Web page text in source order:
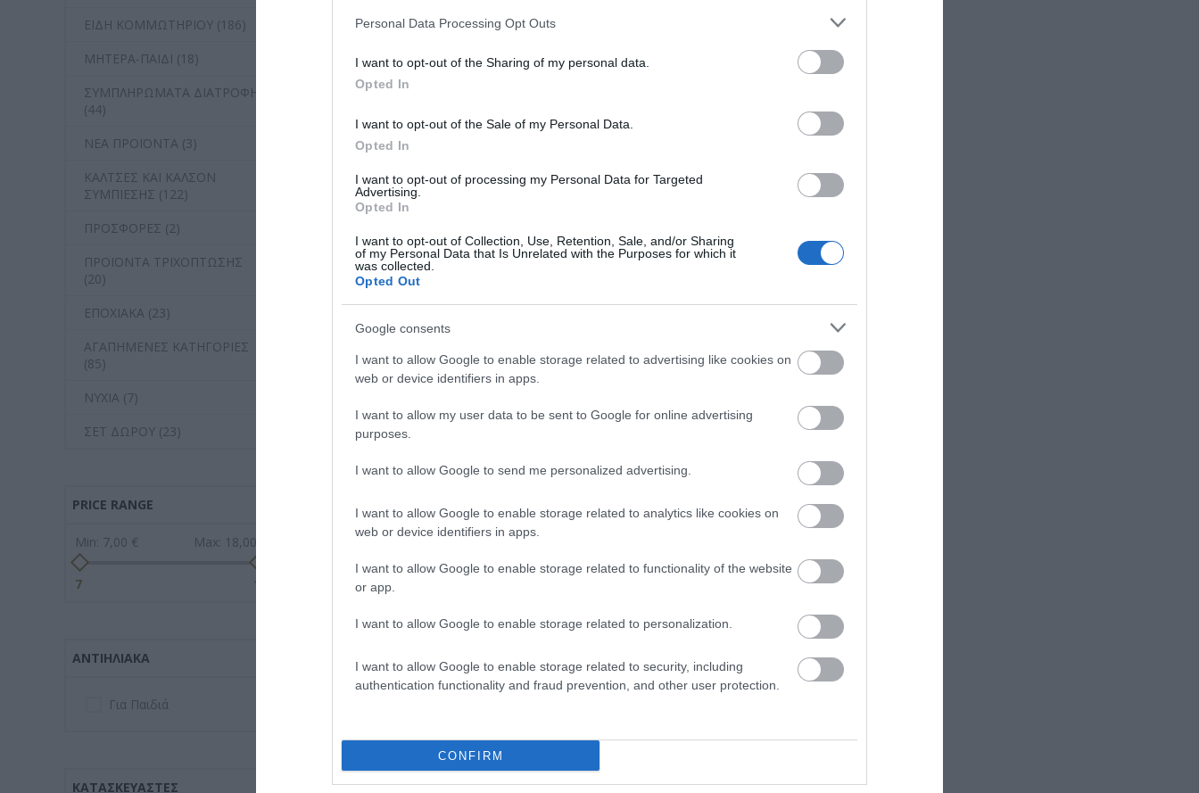
Personal Data Processing Opt Outs
I want to opt-out of the Sharing of my personal data.
Opted In
I want to opt-out of the Sale of my Personal Data.
Opted In
I want to opt-out of processing my Personal Data for Targeted
Advertising.
Opted In
I want to opt-out of Collection, Use, Retention, Sale, and/or Sharing
of my Personal Data that Is Unrelated with the Purposes for which it
was collected.
Opted Out
Google consents
I want to allow Google to enable storage related to advertising like cookies on
web or device identifiers in apps.
I want to allow my user data to be sent to Google for online advertising
purposes.
I want to allow Google to send me personalized advertising.
I want to allow Google to enable storage related to analytics like cookies on
web or device identifiers in apps.
I want to allow Google to enable storage related to functionality of the website
or app.
I want to allow Google to enable storage related to personalization.
I want to allow Google to enable storage related to security, including
authentication functionality and fraud prevention, and other user protection.
CONFIRM
ΕΙΔΗ ΚΟΜΜΩΤΗΡΙΟΥ (186)
ΜΗΤΕΡΑ-ΠΑΙΔΙ (18)
ΣΥΜΠΛΗΡΩΜΑΤΑ ΔΙΑΤΡΟΦΗΣ
(44)
ΝΕΑ ΠΡΟΪΟΝΤΑ (3)
ΚΑΛΤΣΕΣ ΚΑΙ ΚΑΛΣΟΝ
ΣΥΜΠΙΕΣΗΣ (122)
ΠΡΟΣΦΟΡΕΣ (2)
ΠΡΟΪΟΝΤΑ ΤΡΙΧΟΠΤΩΣΗΣ
(20)
ΕΠΟΧΙΑΚΑ (23)
ΑΓΑΠΗΜΕΝΕΣ ΚΑΤΗΓΟΡΙΕΣ
(85)
ΝΥΧΙΑ (7)
ΣΕΤ ΔΩΡΟΥ (23)
PRICE RANGE
Min: 7,00 € Max: 18,00 €
7 18
ΑΝΤΙΗΛΙΑΚΆ
Για Παιδιά
ΚΑΤΑΣΚΕΥΑΣΤΈΣ